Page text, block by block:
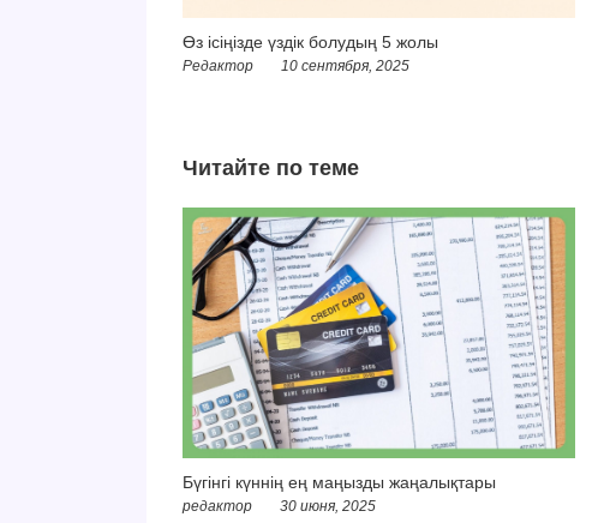
Өз ісіңізде үздік болудың 5 жолы
Редактор 10 сентября, 2025
Читайте по теме
Бүгінгі күннің ең маңызды жаңалықтары
редактор 30 июня, 2025